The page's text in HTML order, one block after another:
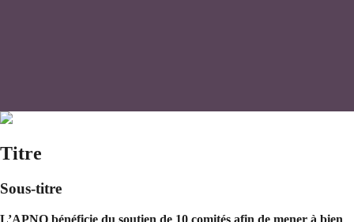
Titre
Sous-titre
L’APNQ bénéficie du soutien de 10 comités afin de mener à bien